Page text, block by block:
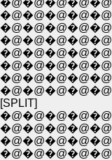
[SPLIT]